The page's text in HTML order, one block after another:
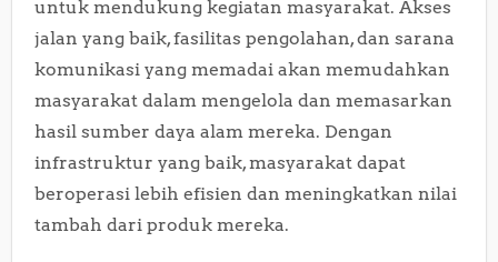
untuk mendukung kegiatan masyarakat. Akses
jalan yang baik, fasilitas pengolahan, dan sarana
komunikasi yang memadai akan memudahkan
masyarakat dalam mengelola dan memasarkan
hasil sumber daya alam mereka. Dengan
infrastruktur yang baik, masyarakat dapat
beroperasi lebih efisien dan meningkatkan nilai
tambah dari produk mereka.